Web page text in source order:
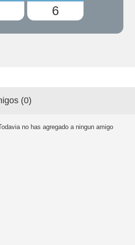
6
(0)
no has agregado a ningun amigo